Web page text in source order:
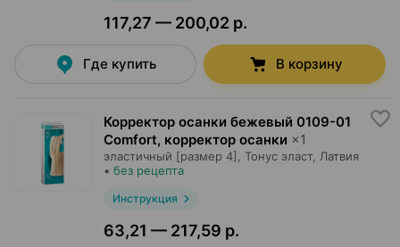
117,27 — 200,02 р.
Где купить В корзину
Корректор осанки бежевый 0109-01
Comfort, корректор осанки ×1
эластичный [размер 4], Тонус эласт, Латвия
• без рецепта
Инструкция
63,21 — 217,59 р.